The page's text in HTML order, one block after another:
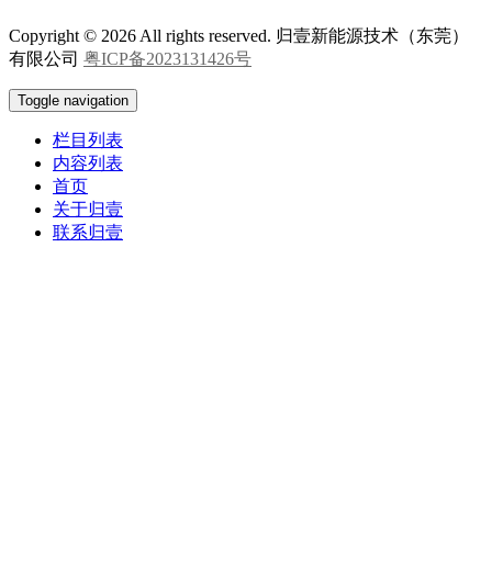
Copyright © 2026 All rights reserved. 归壹新能源技术（东莞）
有限公司 粤ICP备2023131426号
Toggle navigation
栏目列表
内容列表
首页
关于归壹
联系归壹